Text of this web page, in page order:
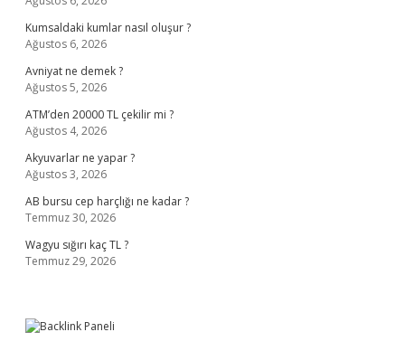
Kumsaldaki kumlar nasıl oluşur ?
Ağustos 6, 2026
Avniyat ne demek ?
Ağustos 5, 2026
ATM’den 20000 TL çekilir mi ?
Ağustos 4, 2026
Akyuvarlar ne yapar ?
Ağustos 3, 2026
AB bursu cep harçlığı ne kadar ?
Temmuz 30, 2026
Wagyu sığırı kaç TL ?
Temmuz 29, 2026